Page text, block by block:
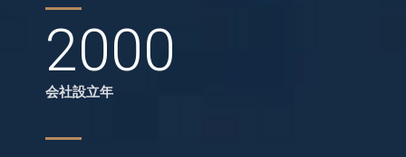
2000
会社設立年